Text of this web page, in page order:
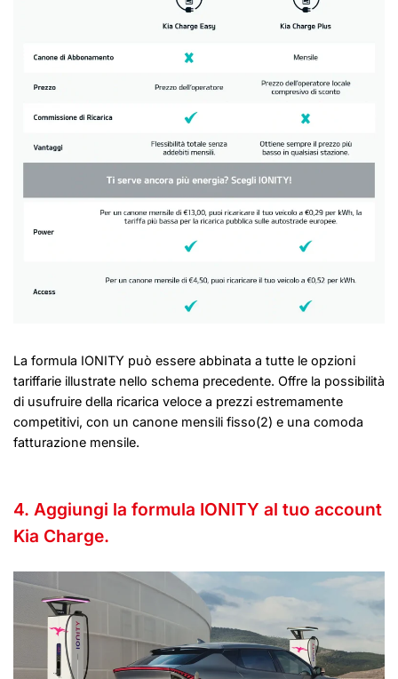
La formula IONITY può essere abbinata a tutte le opzioni
tariffarie illustrate nello schema precedente. Offre la possibilità
di usufruire della ricarica veloce a prezzi estremamente
competitivi, con un canone mensili fisso(2) e una comoda
fatturazione mensile.
4. Aggiungi la formula IONITY al tuo account
Kia Charge.